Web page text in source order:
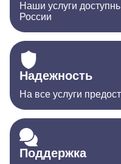
Наши услуги
России
Надежность
На все услуги
Поддержка